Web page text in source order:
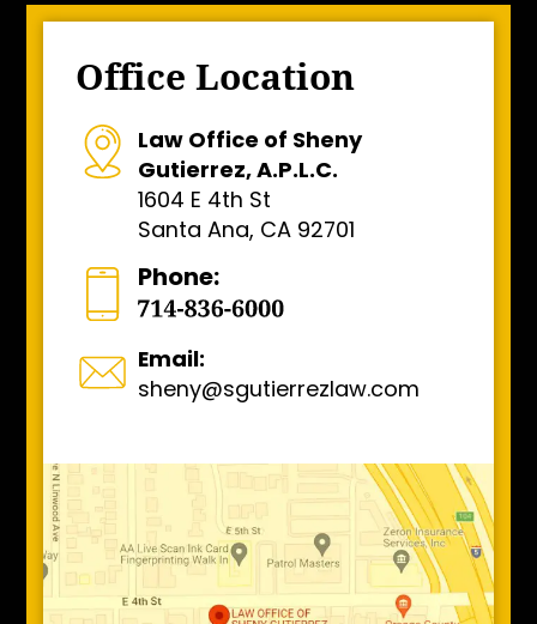
Office Location
Law Office of Sheny
Gutierrez, A.P.L.C.
1604 E 4th St
Santa Ana, CA 92701
Phone:
Email:
sheny@sgutierrezlaw.com